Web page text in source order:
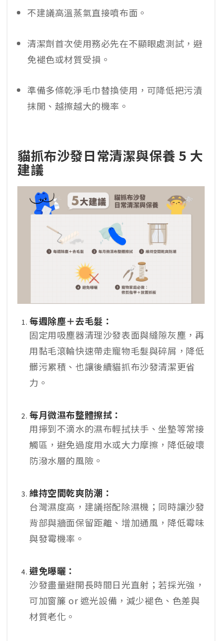
不建議高溫蒸氣直接噴布面。
清潔劑首次使用務必先在不顯眼處測試，避
免褪色或材質受損。
準備多條乾淨毛巾替換使用，可降低把污漬
抹開、越擦越大的機率。
貓抓布沙發日常清潔與保養 5 大
建議
每週除塵＋去毛髮：
固定用吸塵器清理沙發表面與縫隙灰塵，再
用黏毛滾輪快速帶走寵物毛髮與碎屑，降低
髒污累積、也讓後續貓抓布沙發清潔更省
力。
每月微濕布整體擦拭：
用擰到不滴水的濕布輕拭扶手、坐墊等常接
觸區，避免過度用水或大力摩擦，降低破壞
防潑水層的風險。
維持空間乾爽防潮：
台灣濕度高，建議搭配除濕機；同時讓沙發
背部與牆面保留距離、增加通風，降低霉味
與發霉機率。
避免曝曬：
沙發盡量避開長時間日光直射；若採光強，
可加窗簾 or 遮光設備，減少褪色、色差與
材質老化。